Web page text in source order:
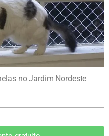
no Jardim Nordeste